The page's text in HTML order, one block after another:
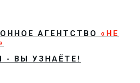
АГЕНТСТВО «НЕ
- ВЫ УЗНАЁТЕ!